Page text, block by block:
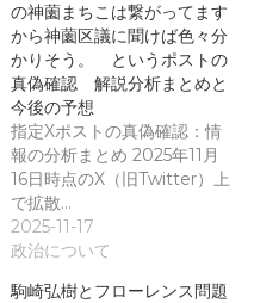
の神薗まちこは繋がってます
から神薗区議に聞けば色々分
かりそう。 というポストの
真偽確認 解説分析まとめと
今後の予想
指定Xポストの真偽確認：情
報の分析まとめ 2025年11月
16日時点のX（旧Twitter）上
で拡散…
2025-11-17
政治について
駒崎弘樹とフローレンス問題